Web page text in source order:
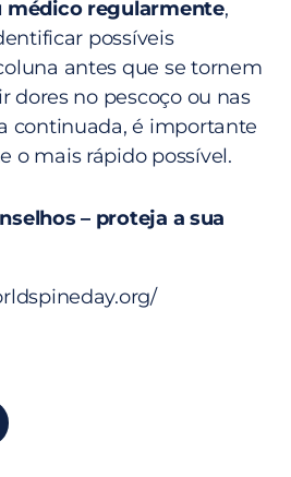
médico regularmente,
possíveis
antes que se tornem
dores no pescoço ou nas
continuada, é importante
o mais rápido possível.
– proteja a sua